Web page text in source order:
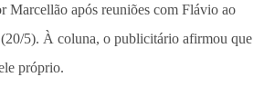
Marcellão após reuniões com Flávio ao
5). À coluna, o publicitário afirmou que
próprio.